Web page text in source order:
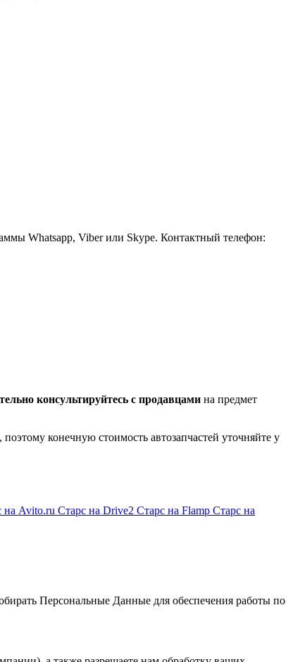
Whatsapp, Viber или Skype. Контактный телефон:
консультируйтесь с продавцамина предмет
конечную стоимость автозапчастей уточняйте у
на Avito.ru Старс на Drive2 Старс на Flamp Старс на
Персональные Данные для обеспечения работы по